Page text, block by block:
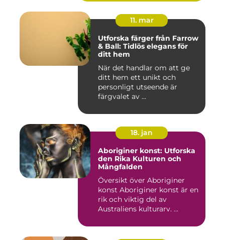
11. mar
Utforska färger från Farrow
& Ball: Tidlös elegans för
ditt hem
När det handlar om att ge
ditt hem ett unikt och
personligt utseende är
färgvalet av ...
18. jan
Aboriginer konst: Utforska
den Rika Kulturen och
Mångfalden
Översikt över Aboriginer
konst Aboriginer konst är en
rik och viktig del av
Australiens kulturarv. ...